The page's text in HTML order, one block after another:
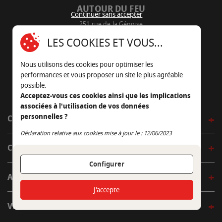
AUTOUR DU FEU
251 rue de la Génoise
05 45 22 98 09
Nous envoyer un e-mail
CÔTÉ OUTDOOR
CÔTÉ INDOOR
AUTOUR DE LA TABLE
VENIR EN BOUTIQUE
Continuer sans accepter
LES COOKIES ET VOUS...
Nous utilisons des cookies pour optimiser les
performances et vous proposer un site le plus agréable
possible.
Acceptez-vous ces cookies ainsi que les implications
associées à l'utilisation de vos données
personnelles ?
Déclaration relative aux cookies mise à jour le : 12/06/2023
Configurer
Continuer sans accepter
J'accepte